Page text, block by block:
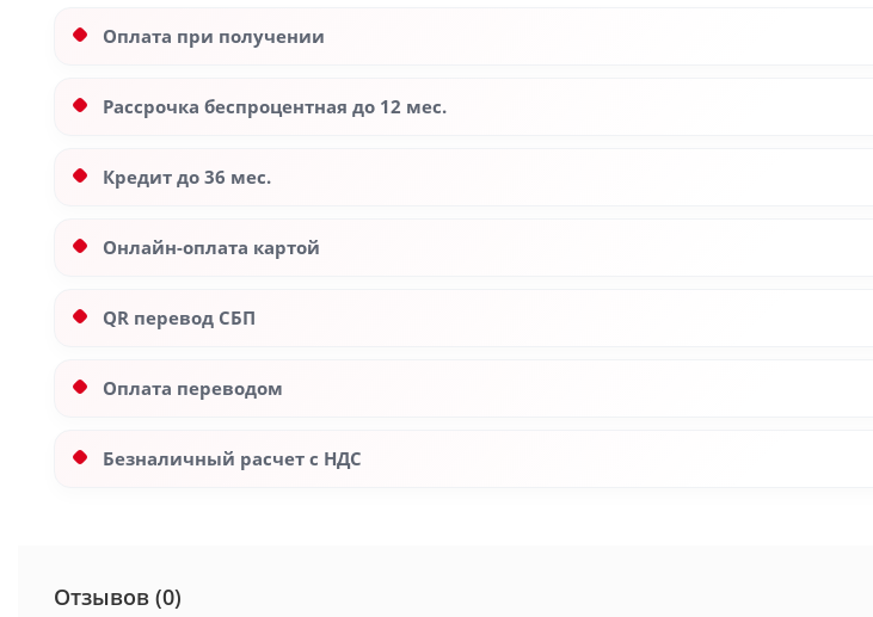
Оплата при получении
Рассрочка беспроцентная до 12 мес.
Кредит до 36 мес.
Онлайн-оплата картой
QR перевод СБП
Оплата переводом
Безналичный расчет с НДС
Отзывов (0)